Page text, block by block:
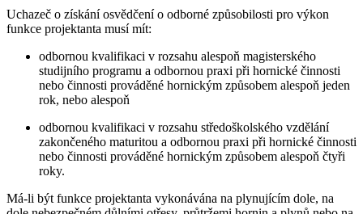
Uchazeč o získání osvědčení o odborné způsobilosti pro výkon
funkce projektanta musí mít:
odbornou kvalifikaci v rozsahu alespoň magisterského
studijního programu a odbornou praxi při hornické činnosti
nebo činnosti prováděné hornickým způsobem alespoň jeden
rok, nebo alespoň
odbornou kvalifikaci v rozsahu středoškolského vzdělání
zakončeného maturitou a odbornou praxi při hornické činnosti
nebo činnosti prováděné hornickým způsobem alespoň čtyři
roky.
Má-li být funkce projektanta vykonávána na plynujícím dole, na